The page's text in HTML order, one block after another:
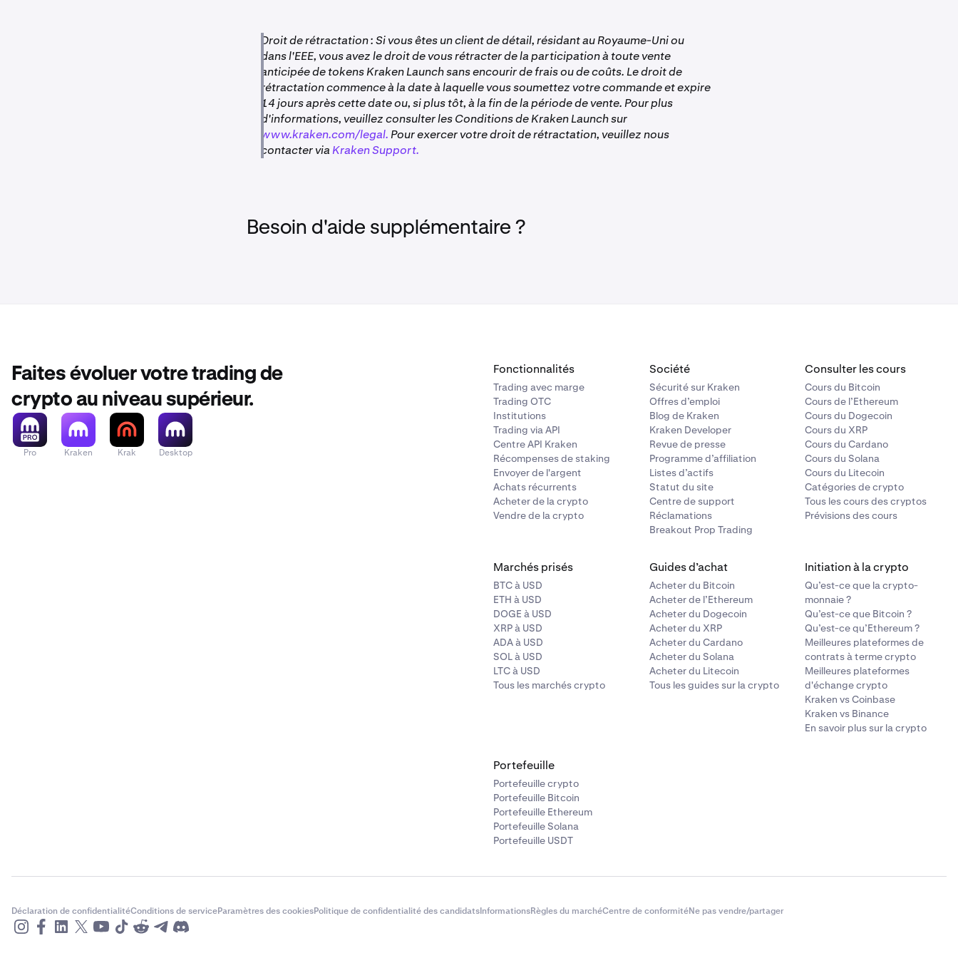
Droit de rétractation : Si vous êtes un client de détail, résidant au Royaume-Uni ou
dans l'EEE, vous avez le droit de vous rétracter de la participation à toute vente
anticipée de tokens Kraken Launch sans encourir de frais ou de coûts. Le droit de
rétractation commence à la date à laquelle vous soumettez votre commande et expire
14 jours après cette date ou, si plus tôt, à la fin de la période de vente. Pour plus
d'informations, veuillez consulter les Conditions de Kraken Launch sur
www.kraken.com/legal.Pour exercer votre droit de rétractation, veuillez nous
contacter via Kraken Support.
Besoin d'aide supplémentaire ?
Faites évoluer votre trading de
crypto au niveau supérieur.
Pro Kraken Krak Desktop
Fonctionnalités
Trading avec marge
Trading OTC
Institutions
Trading via API
Centre API Kraken
Récompenses de staking
Envoyer de l'argent
Achats récurrents
Acheter de la crypto
Vendre de la crypto
Société
Sécurité sur Kraken
Offres d’emploi
Blog de Kraken
Kraken Developer
Revue de presse
Programme d’affiliation
Listes d’actifs
Statut du site
Centre de support
Réclamations
Breakout Prop Trading
Consulter les cours
Cours du Bitcoin
Cours de l’Ethereum
Cours du Dogecoin
Cours du XRP
Cours du Cardano
Cours du Solana
Cours du Litecoin
Catégories de crypto
Tous les cours des cryptos
Prévisions des cours
Marchés prisés
BTC à USD
ETH à USD
DOGE à USD
XRP à USD
ADA à USD
SOL à USD
LTC à USD
Tous les marchés crypto
Guides d’achat
Acheter du Bitcoin
Acheter de l’Ethereum
Acheter du Dogecoin
Acheter du XRP
Acheter du Cardano
Acheter du Solana
Acheter du Litecoin
Tous les guides sur la crypto
Initiation à la crypto
Qu’est-ce que la crypto-
monnaie ?
Qu’est-ce que Bitcoin ?
Qu’est-ce qu’Ethereum ?
Meilleures plateformes de
contrats à terme crypto
Meilleures plateformes
d'échange crypto
Kraken vs Coinbase
Kraken vs Binance
En savoir plus sur la crypto
Portefeuille
Portefeuille crypto
Portefeuille Bitcoin
Portefeuille Ethereum
Portefeuille Solana
Portefeuille USDT
Déclaration de confidentialitéConditions de serviceParamètres des cookiesPolitique de confidentialité des candidatsInformationsRègles du marchéCentre de conformitéNe pas vendre/partager